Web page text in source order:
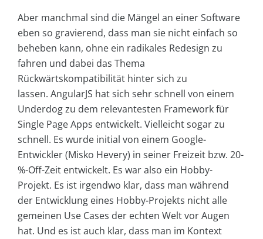
Aber manchmal sind die Mängel an einer Software
eben so gravierend, dass man sie nicht einfach so
beheben kann, ohne ein radikales Redesign zu
fahren und dabei das Thema
Rückwärtskompatibilität hinter sich zu
lassen. AngularJS hat sich sehr schnell von einem
Underdog zu dem relevantesten Framework für
Single Page Apps entwickelt. Vielleicht sogar zu
schnell. Es wurde initial von einem Google-
Entwickler (Misko Hevery) in seiner Freizeit bzw. 20-
%-Off-Zeit entwickelt. Es war also ein Hobby-
Projekt. Es ist irgendwo klar, dass man während
der Entwicklung eines Hobby-Projekts nicht alle
gemeinen Use Cases der echten Welt vor Augen
hat. Und es ist auch klar, dass man im Kontext